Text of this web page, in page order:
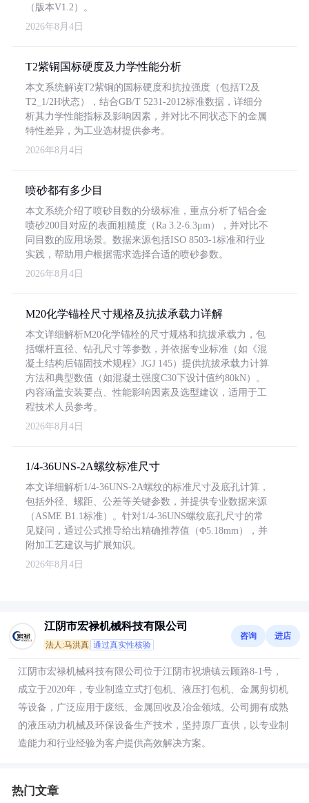
（版本V1.2）。
2026年8月4日
T2紫铜国标硬度及力学性能分析
本文系统解读T2紫铜的国标硬度和抗拉强度（包括T2及
T2_1/2H状态），结合GB/T 5231-2012标准数据，详细分
析其力学性能指标及影响因素，并对比不同状态下的金属
特性差异，为工业选材提供参考。
2026年8月4日
喷砂都有多少目
本文系统介绍了喷砂目数的分级标准，重点分析了铝合金
喷砂200目对应的表面粗糙度（Ra 3.2-6.3μm），并对比不
同目数的应用场景。数据来源包括ISO 8503-1标准和行业
实践，帮助用户根据需求选择合适的喷砂参数。
2026年8月4日
M20化学锚栓尺寸规格及抗拔承载力详解
本文详细解析M20化学锚栓的尺寸规格和抗拔承载力，包
括螺杆直径、钻孔尺寸等参数，并依据专业标准（如《混
凝土结构后锚固技术规程》JGJ 145）提供抗拔承载力计算
方法和典型数值（如混凝土强度C30下设计值约80kN）。
内容涵盖安装要点、性能影响因素及选型建议，适用于工
程技术人员参考。
2026年8月4日
1/4-36UNS-2A螺纹标准尺寸
本文详细解析1/4-36UNS-2A螺纹的标准尺寸及底孔计算，
包括外径、螺距、公差等关键参数，并提供专业数据来源
（ASME B1.1标准）。针对1/4-36UNS螺纹底孔尺寸的常
见疑问，通过公式推导给出精确推荐值（Φ5.18mm），并
附加工艺建议与扩展知识。
2026年8月4日
江阴市宏禄机械科技有限公司
法人:马洪真 通过真实性核验
咨询 进店
江阴市宏禄机械科技有限公司位于江阴市祝塘镇云顾路8-1号，
成立于2020年，专业制造立式打包机、液压打包机、金属剪切机
等设备，广泛应用于废纸、金属回收及冶金领域。公司拥有成熟
的液压动力机械及环保设备生产技术，坚持原厂直供，以专业制
造能力和行业经验为客户提供高效解决方案。
热门文章